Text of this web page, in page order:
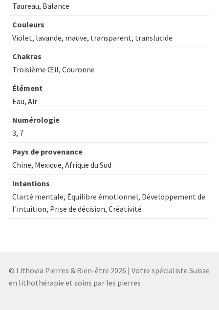
Taureau, Balance
Couleurs
Violet, lavande, mauve, transparent, translucide
Chakras
Troisième Œil, Couronne
Élément
Eau, Air
Numérologie
3, 7
Pays de provenance
Chine, Mexique, Afrique du Sud
Intentions
Clarté mentale, Équilibre émotionnel, Développement de
l'intuition, Prise de décision, Créativité
© Lithovia Pierres & Bien-être 2026 | Votre spécialiste Suisse
en lithothérapie et soins par les pierres